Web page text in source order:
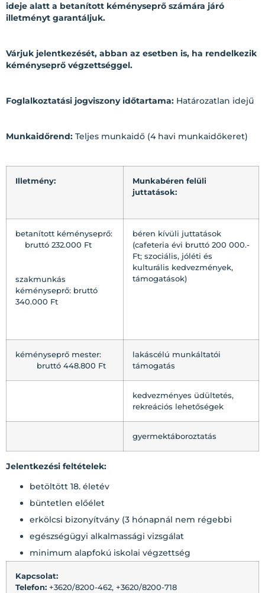
ideje alatt a betanított kéményseprő számára járó
illetményt garantáljuk.
Várjuk jelentkezését, abban az esetben is, ha rendelkezik
kéményseprő végzettséggel.
Foglalkoztatási jogviszony időtartama: Határozatlan idejű
Munkaidőrend: Teljes munkaidő (4 havi munkaidőkeret)
Illetmény:
Munkabéren felüli
juttatások:
betanított kéményseprő:
bruttó 232.000 Ft
szakmunkás
kéményseprő: bruttó
340.000 Ft
béren kívüli juttatások
(cafeteria évi bruttó 200 000.-
Ft; szociális, jóléti és
kulturális kedvezmények,
támogatások)
kéményseprő mester:
bruttó 448.800 Ft
lakáscélú munkáltatói
támogatás
kedvezményes üdültetés,
rekreációs lehetőségek
gyermektáboroztatás
Jelentkezési feltételek:
betöltött 18. életév
büntetlen előélet
erkölcsi bizonyítvány (3 hónapnál nem régebbi
egészségügyi alkalmassági vizsgálat
minimum alapfokú iskolai végzettség
Kapcsolat:
Telefon: +3620/8200-462, +3620/8200-718